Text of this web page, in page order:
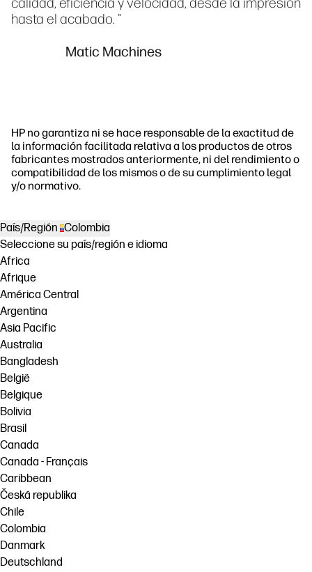
hasta el acabado. "
Matic Machines
HP no garantiza ni se hace responsable de la exactitud de
la información facilitada relativa a los productos de otros
fabricantes mostrados anteriormente, ni del rendimiento o
compatibilidad de los mismos o de su cumplimiento legal
y/o normativo.
País/Región Colombia
Seleccione su país/región e idioma
Africa
Afrique
América Central
Argentina
Asia Pacific
Australia
Bangladesh
België
Belgique
Bolivia
Brasil
Canada
Canada - Français
Caribbean
Česká republika
Chile
Colombia
Danmark
Deutschland